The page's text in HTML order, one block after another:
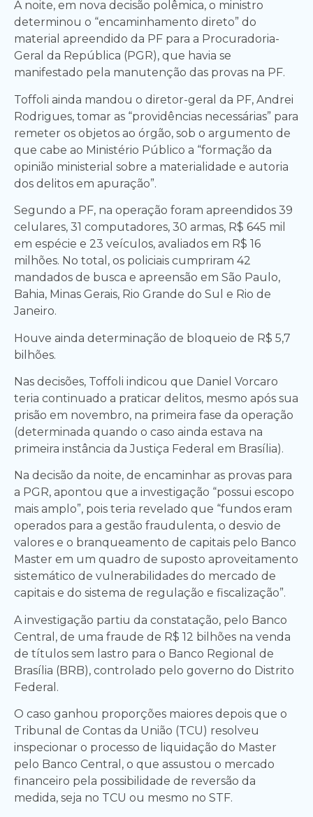
À noite, em nova decisão polêmica, o ministro
determinou o “encaminhamento direto” do
material apreendido da PF para a Procuradoria-
Geral da República (PGR), que havia se
manifestado pela manutenção das provas na PF.
Toffoli ainda mandou o diretor-geral da PF, Andrei
Rodrigues, tomar as “providências necessárias” para
remeter os objetos ao órgão, sob o argumento de
que cabe ao Ministério Público a “formação da
opinião ministerial sobre a materialidade e autoria
dos delitos em apuração”.
Segundo a PF, na operação foram apreendidos 39
celulares, 31 computadores, 30 armas, R$ 645 mil
em espécie e 23 veículos, avaliados em R$ 16
milhões. No total, os policiais cumpriram 42
mandados de busca e apreensão em São Paulo,
Bahia, Minas Gerais, Rio Grande do Sul e Rio de
Janeiro.
Houve ainda determinação de bloqueio de R$ 5,7
bilhões.
Nas decisões, Toffoli indicou que Daniel Vorcaro
teria continuado a praticar delitos, mesmo após sua
prisão em novembro, na primeira fase da operação
(determinada quando o caso ainda estava na
primeira instância da Justiça Federal em Brasília).
Na decisão da noite, de encaminhar as provas para
a PGR, apontou que a investigação “possui escopo
mais amplo”, pois teria revelado que “fundos eram
operados para a gestão fraudulenta, o desvio de
valores e o branqueamento de capitais pelo Banco
Master em um quadro de suposto aproveitamento
sistemático de vulnerabilidades do mercado de
capitais e do sistema de regulação e fiscalização”.
A investigação partiu da constatação, pelo Banco
Central, de uma fraude de R$ 12 bilhões na venda
de títulos sem lastro para o Banco Regional de
Brasília (BRB), controlado pelo governo do Distrito
Federal.
O caso ganhou proporções maiores depois que o
Tribunal de Contas da União (TCU) resolveu
inspecionar o processo de liquidação do Master
pelo Banco Central, o que assustou o mercado
financeiro pela possibilidade de reversão da
medida, seja no TCU ou mesmo no STF.